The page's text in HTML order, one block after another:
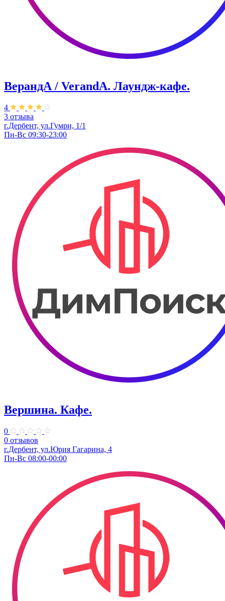
ВерандА / VerandA. ​Лаундж-кафе.
4
3 отзыва
г.Дербент, ул.Гумри, 1/1
Пн-Вс 09:30-23:00
Вершина. Кафе.
0
0 отзывов
г.Дербент, ул.Юрия Гагарина, 4
Пн-Вс 08:00-00:00